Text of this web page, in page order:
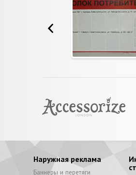
Наружная реклама
Баннеры и перетяги